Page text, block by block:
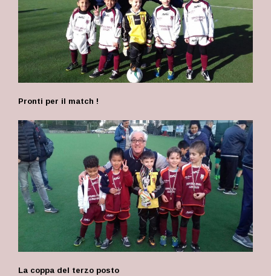
Pronti per il match !
La coppa del terzo posto